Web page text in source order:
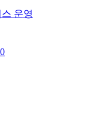
운영